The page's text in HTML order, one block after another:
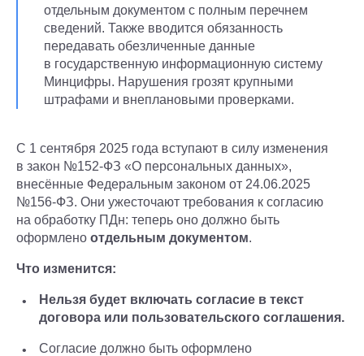
отдельным документом с полным перечнем
сведений. Также вводится обязанность
передавать обезличенные данные
в государственную информационную систему
Минцифры. Нарушения грозят крупными
штрафами и внеплановыми проверками.
С 1 сентября 2025 года вступают в силу изменения
в закон №152-ФЗ «О персональных данных»,
внесённые Федеральным законом от 24.06.2025
№156-ФЗ. Они ужесточают требования к согласию
на обработку ПДн: теперь оно должно быть
оформлено отдельным документом.
Что изменится:
Нельзя будет включать согласие в текст
договора или пользовательского соглашения.
Согласие должно быть оформлено